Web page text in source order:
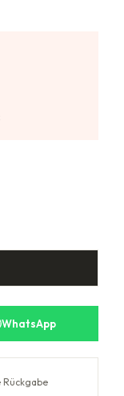
WhatsApp
Rückgabe